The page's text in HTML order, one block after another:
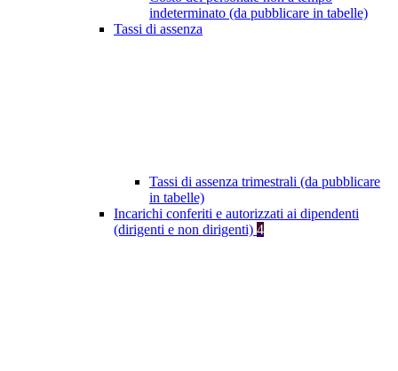
indeterminato (da pubblicare in tabelle)
Tassi di assenza
Tassi di assenza trimestrali (da pubblicare
in tabelle)
Incarichi conferiti e autorizzati ai dipendenti
(dirigenti e non dirigenti) 4